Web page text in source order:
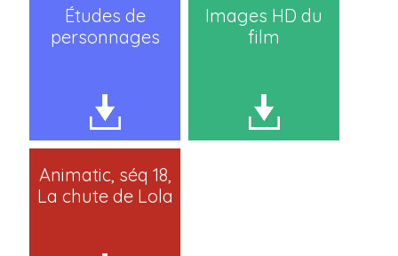
Études de
personnages
Images HD du
film
Animatic, séq 18,
La chute de Lola